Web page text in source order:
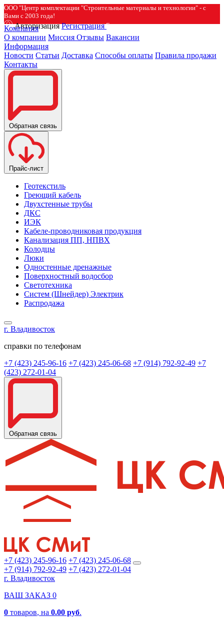
ООО "Центр комплектации "Строительные материалы и технологии" - с
Вами с 2003 года!
Авторизация Регистрация
Компания
О компании Миссия Отзывы Вакансии
Информация
Новости Статьи Доставка Способы оплаты Правила продажи
Контакты
Обратная связь
Прайс-лист
Геотекстиль
Греющий кабель
Двухстенные трубы
ДКС
ИЭК
Кабеле-проводниковая продукция
Канализация ПП, НПВХ
Колодцы
Люки
Одностенные дренажные
Поверхностный водосбор
Светотехника
Систем (Шнейдер) Электрик
Распродажа
г. Владивосток
справки по телефонам
+7 (423) 245-96-16 +7 (423) 245-06-68 +7 (914) 792-92-49 +7
(423) 272-01-04
Обратная связь
+7 (423) 245-96-16 +7 (423) 245-06-68
+7 (914) 792-92-49 +7 (423) 272-01-04
г. Владивосток
ВАШ ЗАКАЗ 0
0 товаров, на 0.00 руб.